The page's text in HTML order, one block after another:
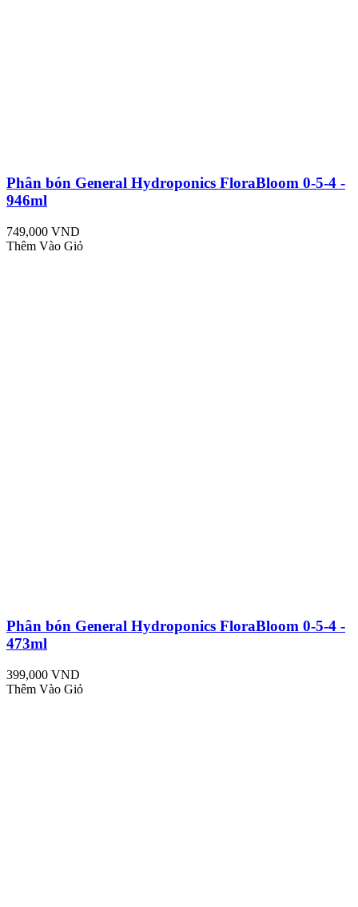
Phân bón General Hydroponics FloraBloom 0-5-4 -
946ml
749,000 VND
Thêm Vào Giỏ
Phân bón General Hydroponics FloraBloom 0-5-4 -
473ml
399,000 VND
Thêm Vào Giỏ